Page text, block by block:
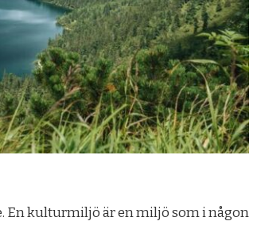
En kulturmiljö är en miljö som i någon